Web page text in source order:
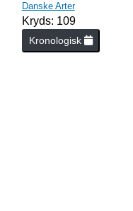
Danske Arter
Kryds: 109
Kronologisk